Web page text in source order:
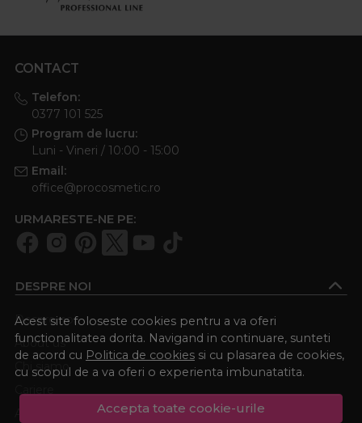
Acest site foloseste cookies pentru a va oferi
functionalitatea dorita. Navigand in continuare, sunteti
de acord cu Politica de cookies si cu plasarea de cookies,
cu scopul de a va oferi o experienta imbunatatita.
Accepta toate cookie-urile
CONTACT
Telefon:
0377 101 525
Program de lucru:
Luni - Vineri / 10:00 - 15:00
Email:
office@procosmetic.ro
URMARESTE-NE PE:
DESPRE NOI
Despre noi
About us
Chi siamo
Academia Procosmetic